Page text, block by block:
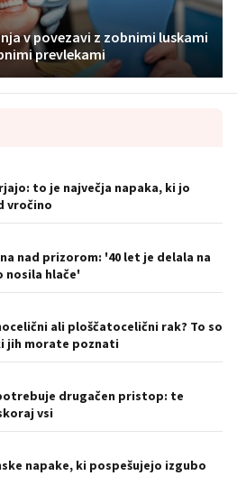
v povezavi z zobnimi luskami
prevlekami
to je največja napaka, ki jo
vročino
nad prizorom: '40 let je delala na
nosila hlače'
ali ploščatocelični rak? To so
jih morate poznati
drugačen pristop: te
vsi
napake, ki pospešujejo izgubo